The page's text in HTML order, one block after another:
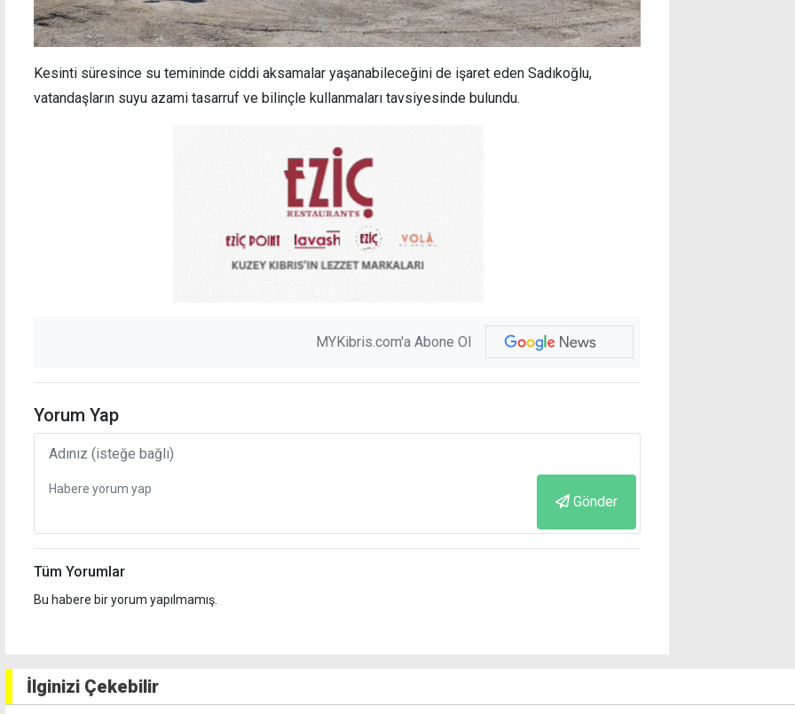
Kesinti süresince su temininde ciddi aksamalar yaşanabileceğini de işaret eden Sadıkoğlu,
vatandaşların suyu azami tasarruf ve bilinçle kullanmaları tavsiyesinde bulundu.
MYKibris.com'a Abone Ol
Yorum Yap
Gönder
Tüm Yorumlar
Bu habere bir yorum yapılmamış.
İlginizi Çekebilir